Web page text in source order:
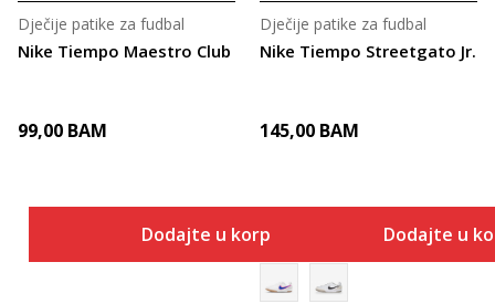
Nike Tiempo Maestro Club
Dječije patike za fudbal
99,00 BAM
Dodajte u korpu
Nike Tiempo Streetgato Jr.
Dječije patike za fudbal
145,00 BAM
Dodajte u